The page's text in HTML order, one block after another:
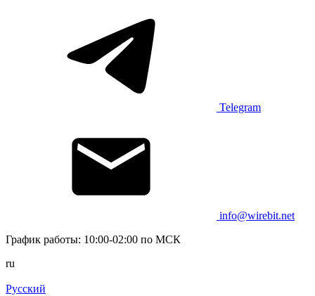
Telegram
info@wirebit.net
График работы: 10:00-02:00 по МСК
ru
Русский